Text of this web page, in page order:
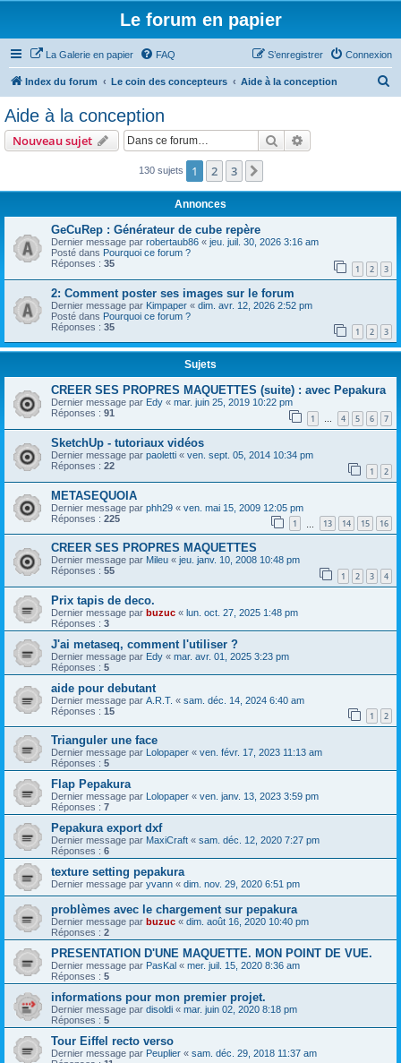
Le forum en papier
La Galerie en papier FAQ Connexion
S’enregistrer
Index du forum Le coin des concepteurs Aide à la conception
r
Aide à la conception
Nouveau sujet Rechercher
130 sujets 1 2 3
Annonces
GeCuRep : Générateur de cube repère
Dernier message par robertaub86 « jeu. juil. 30, 2026 3:16 am
Posté dans Pourquoi ce forum ?
Réponses : 35 1 2 3
2: Comment poster ses images sur le forum
Dernier message par Kimpaper « dim. avr. 12, 2026 2:52 pm
Posté dans Pourquoi ce forum ?
Réponses : 35 1 2 3
Sujets
CREER SES PROPRES MAQUETTES (suite) : avec Pepakura
Dernier message par Edy « mar. juin 25, 2019 10:22 pm
Réponses : 91 1 … 4 5 6 7
SketchUp - tutoriaux vidéos
Dernier message par paoletti « ven. sept. 05, 2014 10:34 pm
Réponses : 22 1 2
METASEQUOIA
Dernier message par phh29 « ven. mai 15, 2009 12:05 pm
Réponses : 225 1 13 14 15 16
CREER SES PROPRES MAQUETTES
Dernier message par Mileu « jeu. janv. 10, 2008 10:48 pm
Réponses : 55 1 2 3 4
Prix tapis de deco.
Dernier message par buzuc « lun. oct. 27, 2025 1:48 pm
Réponses : 3
J'ai metaseq, comment l'utiliser ?
Dernier message par Edy « mar. avr. 01, 2025 3:23 pm
Réponses : 5
aide pour debutant
Dernier message par A.R.T. « sam. déc. 14, 2024 6:40 am
Réponses : 15 1 2
Trianguler une face
Dernier message par Lolopaper « ven. févr. 17, 2023 11:13 am
Réponses : 5
Flap Pepakura
Dernier message par Lolopaper « ven. janv. 13, 2023 3:59 pm
Réponses : 7
Pepakura export dxf
Dernier message par MaxiCraft « sam. déc. 12, 2020 7:27 pm
Réponses : 6
texture setting pepakura
Dernier message par yvann « dim. nov. 29, 2020 6:51 pm
problèmes avec le chargement sur pepakura
Dernier message par buzuc « dim. août 16, 2020 10:40 pm
Réponses : 2
PRESENTATION D'UNE MAQUETTE. MON POINT DE VUE.
Dernier message par PasKal « mer. juil. 15, 2020 8:36 am
Réponses : 5
informations pour mon premier projet.
Dernier message par disoldi « mar. juin 02, 2020 8:18 pm
Réponses : 5
Tour Eiffel recto verso
Dernier message par Peuplier « sam. déc. 29, 2018 11:37 am